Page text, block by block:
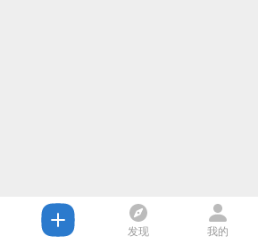
发现 我的